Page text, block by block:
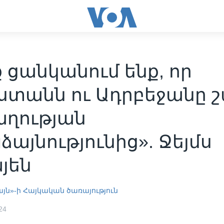
ցանկանում ենք, որ
ու Ադրբեջանը
Ջեյմս
ի Հայկական ծառայություն